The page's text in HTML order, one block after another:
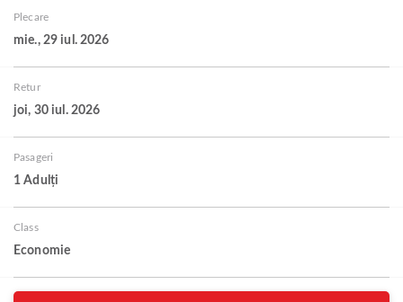
Plecare
mie., 29 iul. 2026
Retur
joi, 30 iul. 2026
Pasageri
1 Adulți
Class
Economie